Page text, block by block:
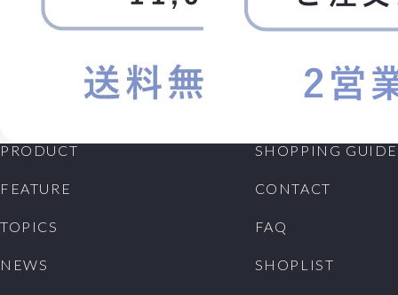
PRODUCT
FEATURE
TOPICS
NEWS
SHOPPING GUIDE
CONTACT
FAQ
SHOPLIST